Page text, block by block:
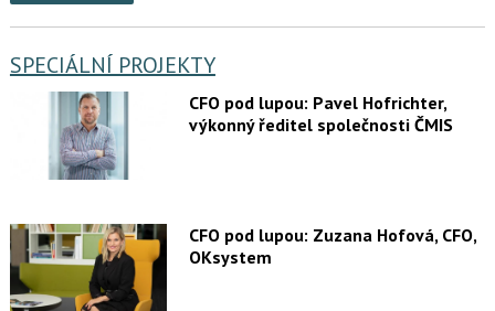
SPECIÁLNÍ PROJEKTY
CFO pod lupou: Pavel Hofrichter,
výkonný ředitel společnosti ČMIS
CFO pod lupou: Zuzana Hofová, CFO,
OKsystem